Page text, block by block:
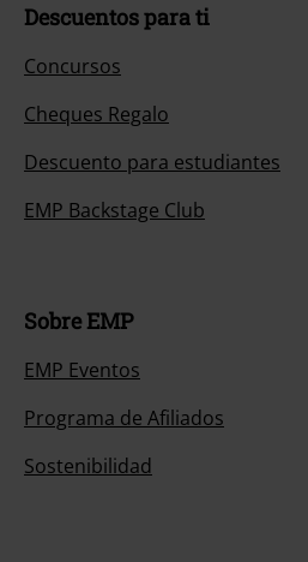
Descuentos para ti
Concursos
Cheques Regalo
Descuento para estudiantes
EMP Backstage Club
Sobre EMP
EMP Eventos
Programa de Afiliados
Sostenibilidad